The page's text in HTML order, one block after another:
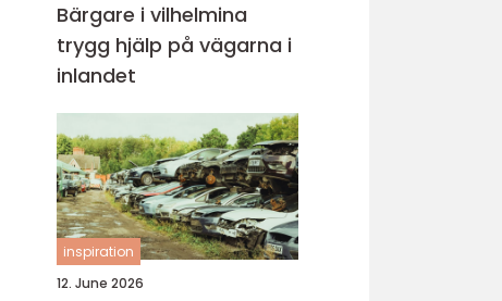
Bärgare i vilhelmina
trygg hjälp på vägarna i
inlandet
inspiration
12. June 2026